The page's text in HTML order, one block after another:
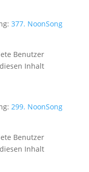
377. NoonSong
Benutzer
Inhalt
299. NoonSong
Benutzer
Inhalt